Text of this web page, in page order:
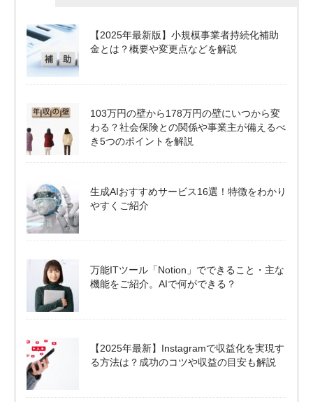
【2025年最新版】小規模事業者持続化補助
金とは？概要や変更点などを解説
103万円の壁から178万円の壁にいつから変
わる？社会保険との関係や事業主が備えるべ
き5つのポイントを解説
生成AIおすすめサービス16選！特徴をわかり
やすくご紹介
万能ITツール「Notion」でできること・主な
機能をご紹介。AIで何ができる？
【2025年最新】Instagramで収益化を実現す
る方法は？成功のコツや収益の目安も解説